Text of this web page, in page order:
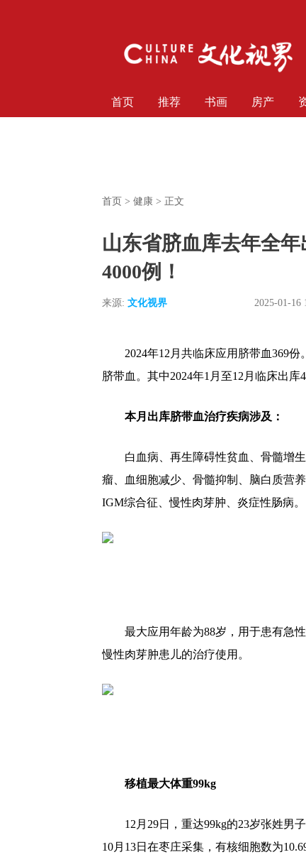
首页 推荐 书画 房产
首页 > 健康 > 正文
山东省脐血库去年全
4000例！
来源: 文化视界 2025-01-16
2024年12月共临床应用脐带血369
脐带血。其中2024年1月至12月临床出库
本月出库脐带血治疗疾病涉及：
白血病、再生障碍性贫血、骨髓增
瘤、血细胞减少、骨髓抑制、脑白质营
IGM综合征、慢性肉芽肿、炎症性肠病。
最大应用年龄为88岁，用于患有急
慢性肉芽肿患儿的治疗使用。
移植最大体重99kg
12月29日，重达99kg的23岁张姓男
10月13日在枣庄采集，有核细胞数为